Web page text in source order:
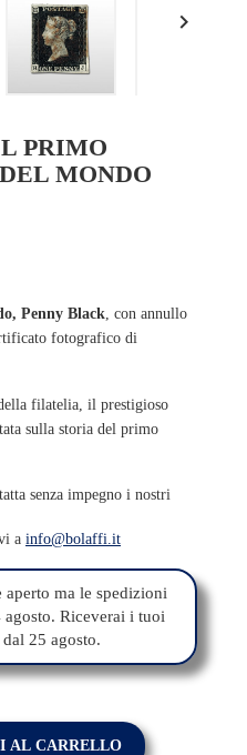

PRIMO
MONDO
Penny Black, con annullo
fotografico di
filatelia, il prestigioso
sulla storia del primo
senza impegno i nostri
a info@bolaffi.it
ma le spedizioni
agosto. Riceverai i tuoi
25 agosto.
AL CARRELLO